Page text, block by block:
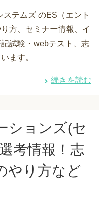
テムズ のES（エント
方、セミナー情報、イ
試験・webテスト、志
ます。
続きを読む
ションズ(セ
考情報！志
やり方など